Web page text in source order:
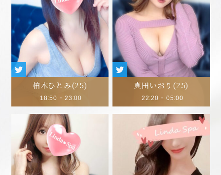
柏木ひとみ(25)
18:50 -23:00
真田いおり (25)
22:20 - 05:00